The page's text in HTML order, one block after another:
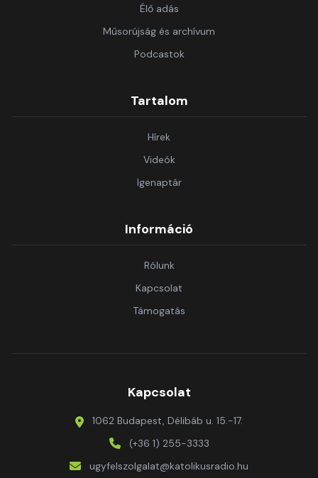
Élő adás
Műsorújság és archívum
Podcastok
Tartalom
Hírek
Videók
Igenaptár
Információ
Rólunk
Kapcsolat
Támogatás
Kapcsolat
1062 Budapest, Délibáb u. 15.-17.
(+36 1) 255-3333
ugyfelszolgalat@katolikusradio.hu